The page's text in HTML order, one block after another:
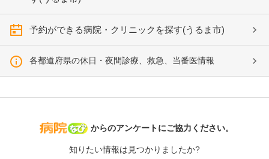
予約ができる病院・クリニックを探す(うるま市)
各都道府県の休日・夜間診療、救急、当番医情報
病院なび
からのアンケートにご協力ください。
知りたい情報は見つかりましたか?